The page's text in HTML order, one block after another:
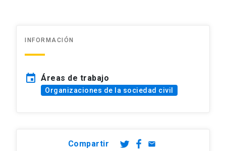
INFORMACIÓN
event Áreas de trabajo
Organizaciones de la sociedad civil
Compartir email